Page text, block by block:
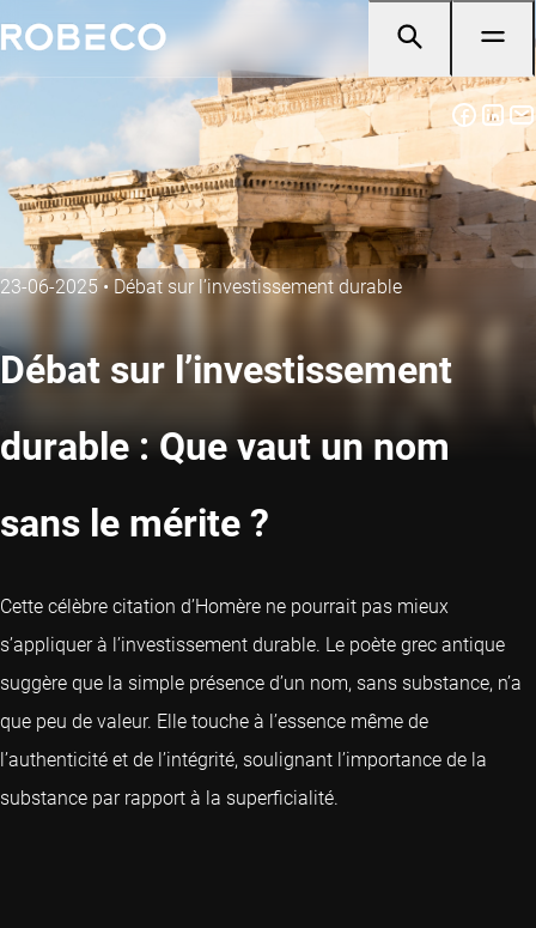
23-06-2025• Débat sur l’investissement durable
Débat sur l’investissement
durable : Que vaut un nom
sans le mérite ?
Cette célèbre citation d’Homère ne pourrait pas mieux
s’appliquer à l’investissement durable. Le poète grec antique
suggère que la simple présence d’un nom, sans substance, n’a
que peu de valeur. Elle touche à l’essence même de
l’authenticité et de l’intégrité, soulignant l’importance de la
substance par rapport à la superficialité.